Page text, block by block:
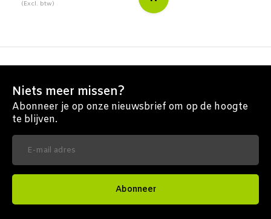
(Excl. btw)
Niets meer missen?
Abonneer je op onze nieuwsbrief om op de hoogte
te blijven.
Abonneer